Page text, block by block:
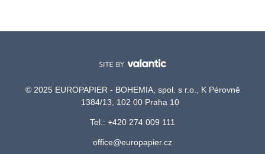
© 2025 EUROPAPIER - BOHEMIA, spol. s r.o., K Pérovně
1384/13, 102 00 Praha 10
Tel.: +420 274 009 111
office@europapier.cz